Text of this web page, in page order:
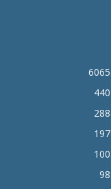
6065
440
288
197
100
98